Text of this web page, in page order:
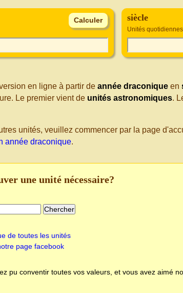
siècle
Unités quotidiennes
en ligne à partir de année draconique en
Le premier vient de unités astronomiques.
unités, veuillez commencer par la page
année draconique.
une unité nécessaire?
de toutes les unités
page facebook
pu conventir toutes vos valeurs, et vous avez aimé